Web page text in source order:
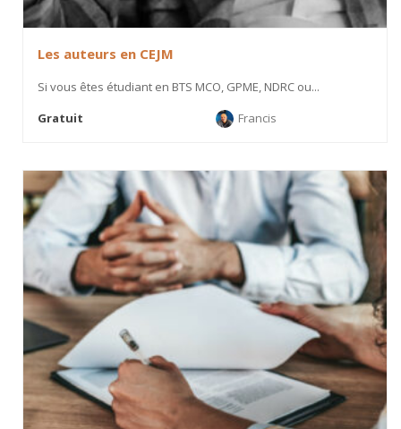
Les auteurs en CEJM
Si vous êtes étudiant en BTS MCO, GPME, NDRC ou...
Gratuit
Francis